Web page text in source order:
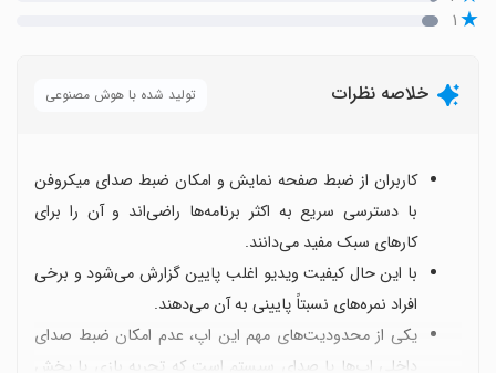
۱
خلاصه نظرات تولید شده با هوش مصنوعی
کاربران از ضبط صفحه نمایش و امکان ضبط صدای میکروفن
با دسترسی سریع به اکثر برنامه‌ها راضی‌اند و آن را برای
کارهای سبک مفید می‌دانند.
با این حال کیفیت ویدیو اغلب پایین گزارش می‌شود و برخی
افراد نمره‌های نسبتاً پایینی به آن می‌دهند.
یکی از محدودیت‌های مهم این اپ، عدم امکان ضبط صدای
داخلی اپ‌ها یا صدای سیستم است که تجربه بازی یا پخش